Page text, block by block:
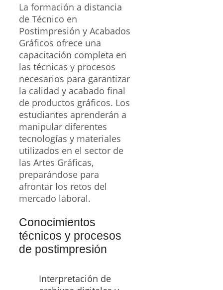
La formación a distancia
de Técnico en
Postimpresión y Acabados
Gráficos ofrece una
capacitación completa en
las técnicas y procesos
necesarios para garantizar
la calidad y acabado final
de productos gráficos. Los
estudiantes aprenderán a
manipular diferentes
tecnologías y materiales
utilizados en el sector de
las Artes Gráficas,
preparándose para
afrontar los retos del
mercado laboral.
Conocimientos
técnicos y procesos
de postimpresión
Interpretación de